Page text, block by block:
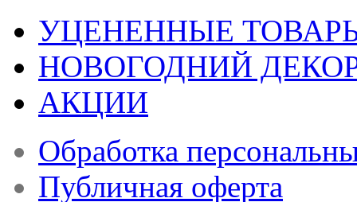
УЦЕНЕННЫЕ
НОВОГОДНИЙ
АКЦИИ
Обработка
Публичная оферта